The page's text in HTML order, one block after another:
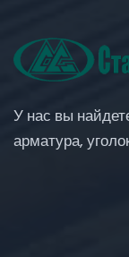
У нас вы
арматура,